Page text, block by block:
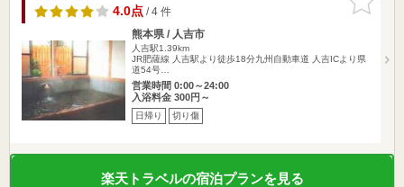
りに追加
4.0点/ 4 件
熊本県 / 人吉市
人吉駅1.39km
JR肥薩線 人吉駅より徒歩18分九州自動車道 人吉ICより県
道54号…
営業時間 0:00～24:00
入浴料金 300円～
日帰り 切り傷
楽天トラベルの宿泊プランを見る